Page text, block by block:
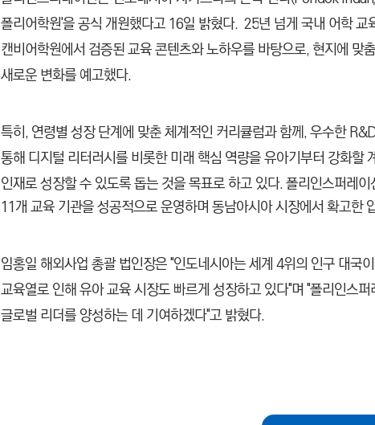
폴리어학원'을 공식 개원했다고 16일 밝혔다.25년 넘게 국내 어학
캔비어학원에서 검증된 교육 콘텐츠와 노하우를 바탕으로,현지에 맞
새로운 변화를 예고했다.
특히, 연령별 성장 단계에 맞춘 체계적인 커리큘럼과 함께, 우수한
통해 디지털 리터러시를 비롯한미래 핵심 역량을 유아기부터 강화할
인재로 성장할 수 있도록 돕는 것을 목표로 하고 있다.폴리인스퍼레
11개 교육 기관을 성공적으로 운영하며 동남아시아 시장에서 확고한
임홍일 해외사업 총괄 법인장은 "인도네시아는 세계 4위의 인구 대
교육열로 인해 유아 교육 시장도 빠르게 성장하고 있다"며"폴리인스
글로벌 리더를 양성하는 데 기여하겠다"고 밝혔다.